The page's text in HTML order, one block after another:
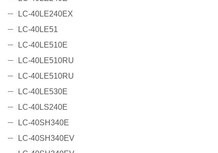
LC-40LE240EX
LC-40LE51
LC-40LE510E
LC-40LE510RU
LC-40LE510RU
LC-40LE530E
LC-40LS240E
LC-40SH340E
LC-40SH340EV